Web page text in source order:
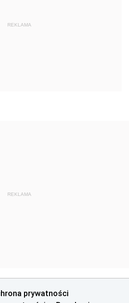
REKLAMA
REKLAMA
prywatności